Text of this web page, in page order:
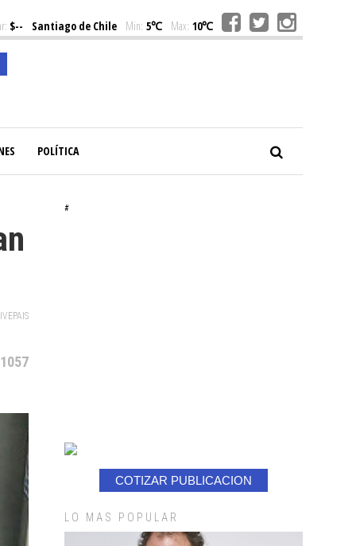
$-- Santiago de Chile Min: 5℃ Max: 10℃
POLÍTICA
#
COTIZAR PUBLICACION
LO MAS POPULAR